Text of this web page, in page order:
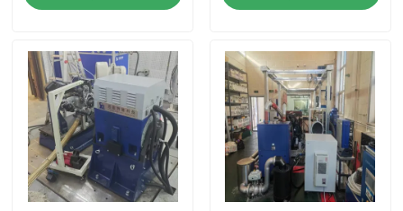
পণ্য
আমাদের সম্বন্ধে
কারখানা ভ্রমণ